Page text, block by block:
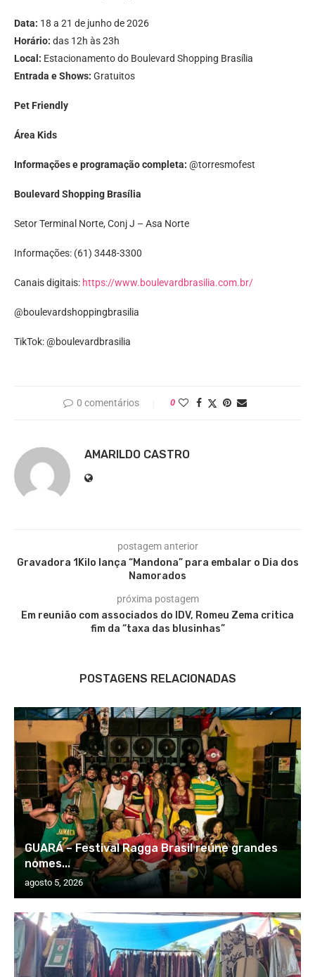
Data: 18 a 21 de junho de 2026
Horário: das 12h às 23h
Local: Estacionamento do Boulevard Shopping Brasília
Entrada e Shows: Gratuitos
Pet Friendly
Área Kids
Informações e programação completa: @torresmofest
Boulevard Shopping Brasília
Setor Terminal Norte, Conj J – Asa Norte
Informações: (61) 3448-3300
Canais digitais: https://www.boulevardbrasilia.com.br/
@boulevardshoppingbrasilia
TikTok: @boulevardbrasilia
0 comentários 0
AMARILDO CASTRO
postagem anterior
Gravadora 1Kilo lança “Mandona” para embalar o Dia dos
Namorados
próxima postagem
Em reunião com associados do IDV, Romeu Zema critica
fim da “taxa das blusinhas”
POSTAGENS RELACIONADAS
GUARÁ – Festival Ragga Brasil reúne grandes
nomes...
agosto 5, 2026